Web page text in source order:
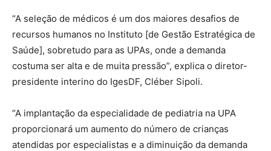
“A seleção de médicos é um dos maiores desafios de
recursos humanos no Instituto [de Gestão Estratégica de
Saúde], sobretudo para as UPAs, onde a demanda
costuma ser alta e de muita pressão”, explica o diretor-
presidente interino do IgesDF, Cléber Sipoli.
“A implantação da especialidade de pediatria na UPA
proporcionará um aumento do número de crianças
atendidas por especialistas e a diminuição da demanda